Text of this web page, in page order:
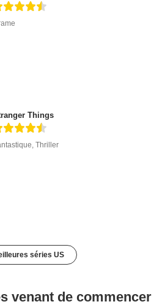
Things
,Thriller
séries US
venant de commencer